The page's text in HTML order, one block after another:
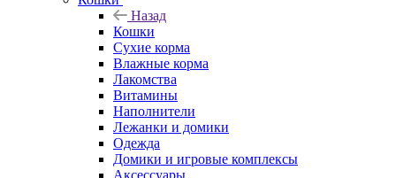
Назад
Кошки
Сухие корма
Влажные корма
Лакомства
Витамины
Наполнители
Лежанки и домики
Одежда
Домики и игровые комплексы
Аксессуары